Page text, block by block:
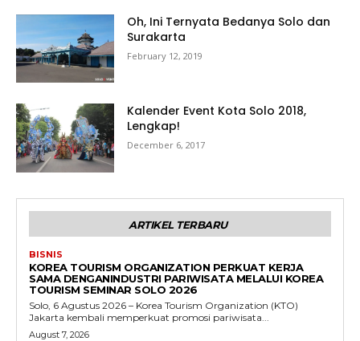
Oh, Ini Ternyata Bedanya Solo dan
Surakarta
February 12, 2019
Kalender Event Kota Solo 2018,
Lengkap!
December 6, 2017
ARTIKEL TERBARU
BISNIS
KOREA TOURISM ORGANIZATION PERKUAT KERJA
SAMA DENGANINDUSTRI PARIWISATA MELALUI KOREA
TOURISM SEMINAR SOLO 2026
Solo, 6 Agustus 2026 – Korea Tourism Organization (KTO)
Jakarta kembali memperkuat promosi pariwisata...
August 7, 2026